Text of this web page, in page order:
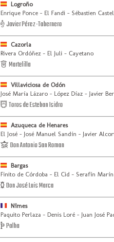
Logroño
Enrique Ponce - El Fandi - Sébastien
Javier Pérez-Tabernero
Cazorla
Rivera Ordóñez - El Juli - Cayetano
Martelilla
Villaviciosa de Odón
José María Lázaro - López Díaz - Javier
Toros de Esteban Isidro
Azuqueca de Henares
El José - José Manuel Sandín - Javier
Don Antonio San Roman
Bargas
Finito de Córdoba - El Cid - Serafín Marín
Don José Luis Marca
Nîmes
Paquito Perlaza - Denis Loré - Juan José
Palha